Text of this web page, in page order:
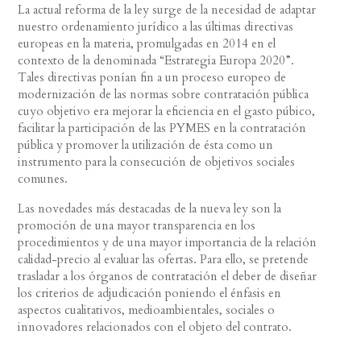
La actual reforma de la ley surge de la necesidad de adaptar
nuestro ordenamiento jurídico a las últimas directivas
europeas en la materia, promulgadas en 2014 en el
contexto de la denominada “Estrategia Europa 2020”.
Tales directivas ponían fin a un proceso europeo de
modernización de las normas sobre contratación pública
cuyo objetivo era mejorar la eficiencia en el gasto púbico,
facilitar la participación de las PYMES en la contratación
pública y promover la utilización de ésta como un
instrumento para la consecución de objetivos sociales
comunes.
Las novedades más destacadas de la nueva ley son la
promoción de una mayor transparencia en los
procedimientos y de una mayor importancia de la relación
calidad-precio al evaluar las ofertas. Para ello, se pretende
trasladar a los órganos de contratación el deber de diseñar
los criterios de adjudicación poniendo el énfasis en
aspectos cualitativos, medioambientales, sociales o
innovadores relacionados con el objeto del contrato.